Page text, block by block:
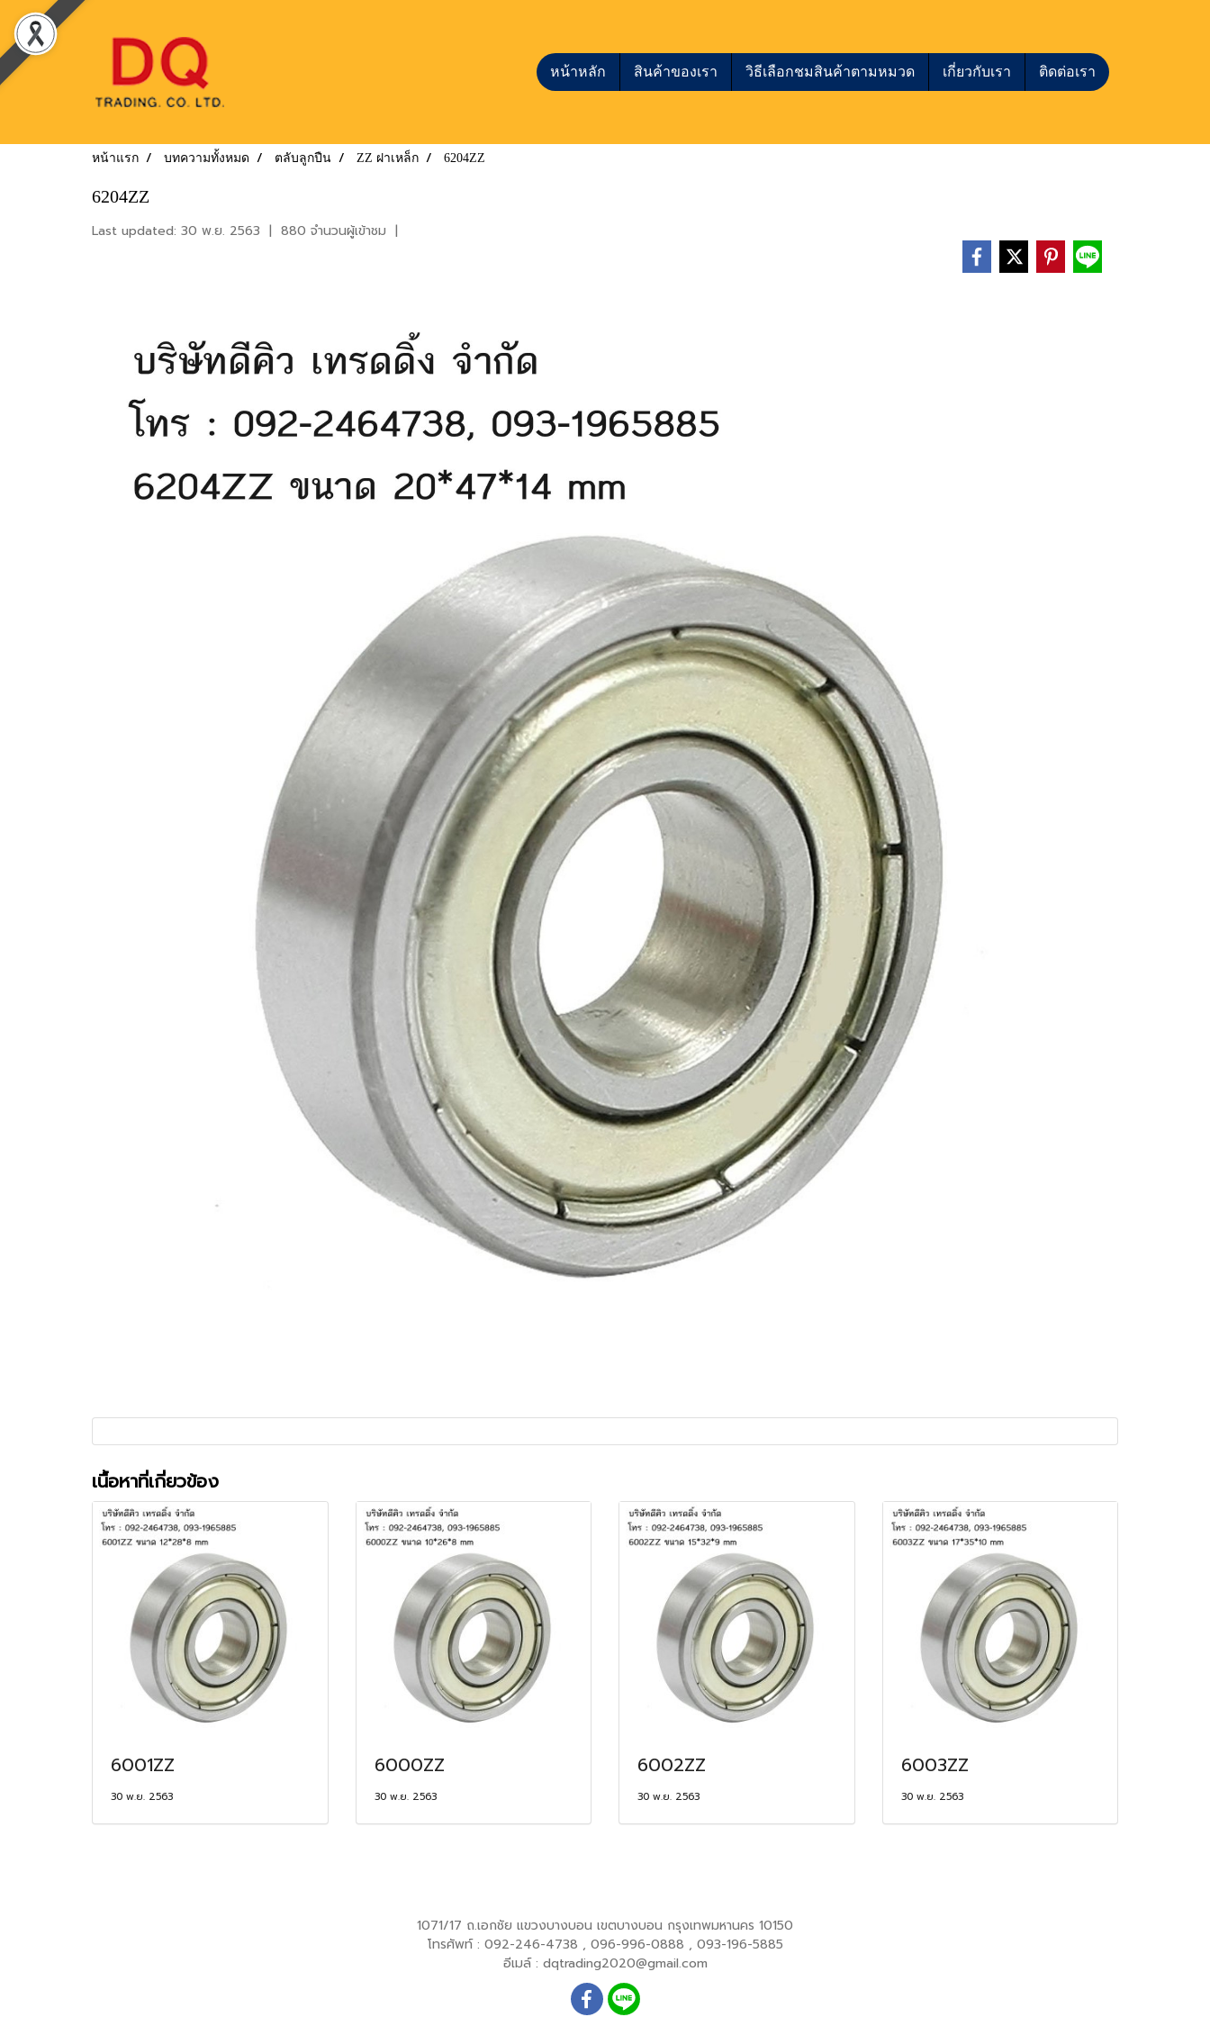
หน้าหลัก สินค้าของเรา วิธีเลือกชมสินค้าตามหมวด เกี่ยวกับเรา ติดต่อเรา
หน้าแรก บทความทั้งหมด ตลับลูกปืน ZZ ฝาเหล็ก 6204ZZ
6204ZZ
Last updated: 30 พ.ย. 2563 | 880 จำนวนผู้เข้าชม |
เนื้อหาที่เกี่ยวข้อง
6001ZZ
30 พ.ย. 2563
6000ZZ
30 พ.ย. 2563
6002ZZ
30 พ.ย. 2563
6003ZZ
30 พ.ย. 2563
1071/17 ถ.เอกชัย แขวงบางบอน เขตบางบอน กรุงเทพมหานคร 10150
โทรศัพท์ : 092-246-4738 , 096-996-0888 , 093-196-5885
อีเมล์ : dqtrading2020@gmail.com